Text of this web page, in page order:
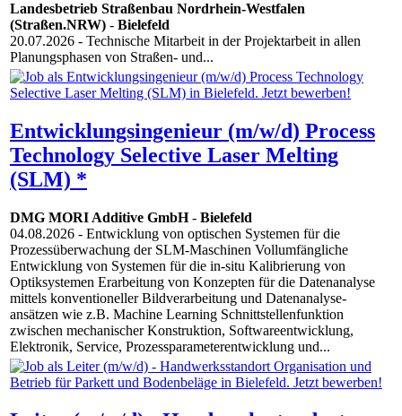
Landesbetrieb Straßenbau Nordrhein-Westfalen
(Straßen.NRW) - Bielefeld
20.07.2026 - Technische Mitarbeit in der Projektarbeit in allen
Planungsphasen von Straßen- und...
Entwicklungsingenieur (m/w/d) Process
Technology Selective Laser Melting
(SLM) *
DMG MORI Additive GmbH- Bielefeld
04.08.2026 - Entwicklung von optischen Systemen für die
Prozessüberwachung der SLM-Maschinen Vollumfängliche
Entwicklung von Systemen für die in-situ Kalibrierung von
Optiksystemen Erarbeitung von Konzepten für die Datenanalyse
mittels konventioneller Bildverarbeitung und Datenanalyse-
ansätzen wie z.B. Machine Learning Schnittstellenfunktion
zwischen mechanischer Konstruktion, Softwareentwicklung,
Elektronik, Service, Prozessparameterentwicklung und...